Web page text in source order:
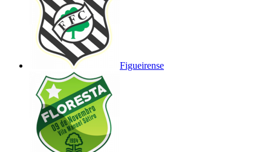
Figueirense